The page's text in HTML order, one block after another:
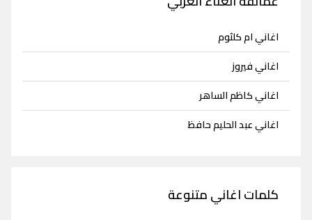
اغاني ام كلثوم
اغاني فيروز
اغاني كاظم الساهر
اغاني عبد الحليم حافظ
كلمات اغاني متنوعة